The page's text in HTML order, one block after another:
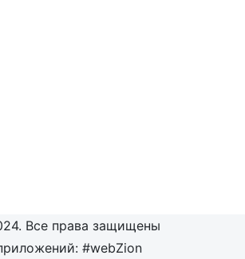
Все права защищены
#webZion